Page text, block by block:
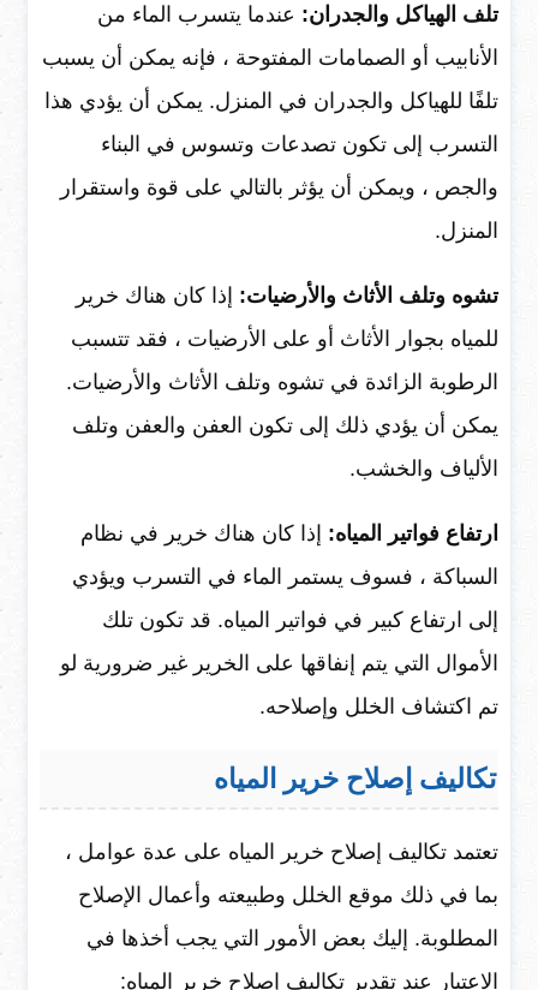
تلف الهياكل والجدران: عندما يتسرب الماء من
الأنابيب أو الصمامات المفتوحة ، فإنه يمكن أن يسبب
تلفًا للهياكل والجدران في المنزل. يمكن أن يؤدي هذا
التسرب إلى تكون تصدعات وتسوس في البناء
والجص ، ويمكن أن يؤثر بالتالي على قوة واستقرار
المنزل.
تشوه وتلف الأثاث والأرضيات: إذا كان هناك خرير
للمياه بجوار الأثاث أو على الأرضيات ، فقد تتسبب
الرطوبة الزائدة في تشوه وتلف الأثاث والأرضيات.
يمكن أن يؤدي ذلك إلى تكون العفن والعفن وتلف
الألياف والخشب.
ارتفاع فواتير المياه: إذا كان هناك خرير في نظام
السباكة ، فسوف يستمر الماء في التسرب ويؤدي
إلى ارتفاع كبير في فواتير المياه. قد تكون تلك
الأموال التي يتم إنفاقها على الخرير غير ضرورية لو
تم اكتشاف الخلل وإصلاحه.
تكاليف إصلاح خرير المياه
تعتمد تكاليف إصلاح خرير المياه على عدة عوامل ،
بما في ذلك موقع الخلل وطبيعته وأعمال الإصلاح
المطلوبة. إليك بعض الأمور التي يجب أخذها في
الاعتبار عند تقدير تكاليف إصلاح خرير المياه: